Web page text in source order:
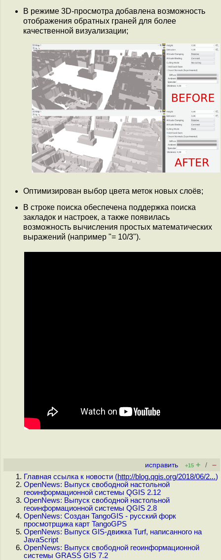
В режиме 3D-просмотра добавлена возможность
отображения обратных граней для более
качественной визуализации;
Оптимизирован выбор цвета меток новых слоёв;
В строке поиска обеспечена поддержка поиска
закладок и настроек, а также появилась
возможность вычисления простых математических
выражений (например "= 10/3").
исправить +15 + / –
Главная ссылка к новости (http://blog.qgis.org/2018/06/2...)
OpenNews: Выпуск свободной настольной
геоинформационной системы QGIS 2.12
OpenNews: Выпуск свободной настольной
геоинформационной системы QGIS 2.8
OpenNews: Создан TangoGIS - русский форк
просмотрщика карт TangoGPS
OpenNews: Выпуск GIS-движка Turf, написанного на
JavaScript
OpenNews: Выпуск свободной геоинформационной
системы GRASS GIS 7.2